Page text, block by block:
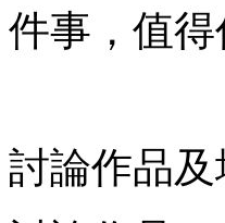
件事，值得
討論作品及